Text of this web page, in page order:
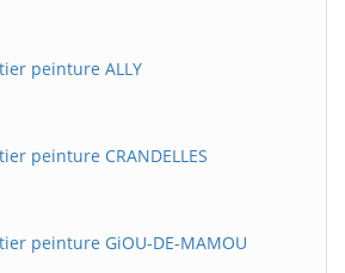
peinture ALLY
peinture CRANDELLES
peinture GiOU-DE-MAMOU